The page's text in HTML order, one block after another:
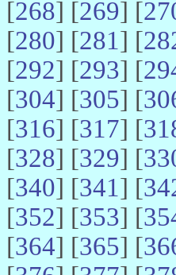
[268] [269] [
[280] [281] [
[292] [293] [
[304] [305] [
[316] [317] [
[328] [329] [
[340] [341] [
[352] [353] [
[364] [365] [